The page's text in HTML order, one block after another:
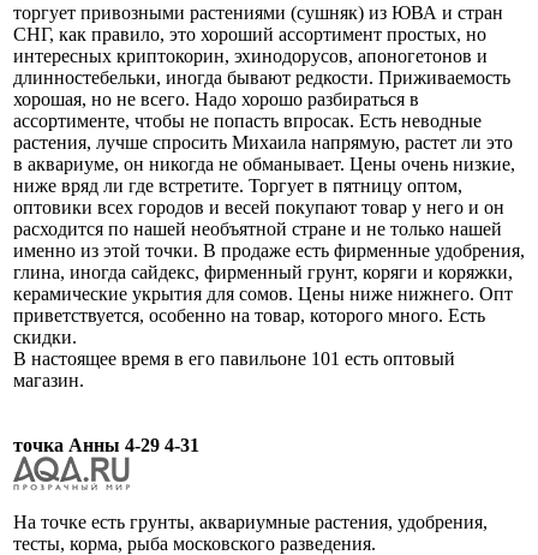
торгует привозными растениями (сушняк) из ЮВА и стран
СНГ, как правило, это хороший ассортимент простых, но
интересных криптокорин, эхинодорусов, апоногетонов и
длинностебельки, иногда бывают редкости. Приживаемость
хорошая, но не всего. Надо хорошо разбираться в
ассортименте, чтобы не попасть впросак. Есть неводные
растения, лучше спросить Михаила напрямую, растет ли это
в аквариуме, он никогда не обманывает. Цены очень низкие,
ниже вряд ли где встретите. Торгует в пятницу оптом,
оптовики всех городов и весей покупают товар у него и он
расходится по нашей необъятной стране и не только нашей
именно из этой точки. В продаже есть фирменные удобрения,
глина, иногда сайдекс, фирменный грунт, коряги и коряжки,
керамические укрытия для сомов. Цены ниже нижнего. Опт
приветствуется, особенно на товар, которого много. Есть
скидки.
В настоящее время в его павильоне 101 есть оптовый
магазин.
точка Анны 4-29 4-31
На точке есть грунты, аквариумные растения, удобрения,
тесты, корма, рыба московского разведения.